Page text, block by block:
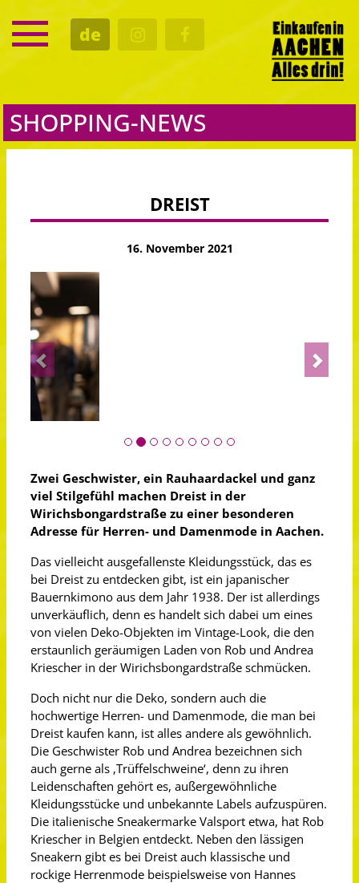
de
SERVICE
TERMINE
SHOPPING-NEWS
DREIST
16. November 2021
Previous Next
Zwei Geschwister, ein Rauhaardackel und ganz
viel Stilgefühl machen Dreist in der
Wirichsbongardstraße zu einer besonderen
Adresse für Herren- und Damenmode in Aachen.
Das vielleicht ausgefallenste Kleidungsstück, das es
bei Dreist zu entdecken gibt, ist ein japanischer
Bauernkimono aus dem Jahr 1938. Der ist allerdings
unverkäuflich, denn es handelt sich dabei um eines
von vielen Deko-Objekten im Vintage-Look, die den
erstaunlich geräumigen Laden von Rob und Andrea
Kriescher in der Wirichsbongardstraße schmücken.
Doch nicht nur die Deko, sondern auch die
hochwertige Herren- und Damenmode, die man bei
Dreist kaufen kann, ist alles andere als gewöhnlich.
Die Geschwister Rob und Andrea bezeichnen sich
auch gerne als ‚Trüffelschweine‘, denn zu ihren
Leidenschaften gehört es, außergewöhnliche
Kleidungsstücke und unbekannte Labels aufzuspüren.
Die italienische Sneakermarke Valsport etwa, hat Rob
Kriescher in Belgien entdeckt. Neben den lässigen
Sneakern gibt es bei Dreist auch klassische und
rockige Herrenmode beispielsweise von Hannes